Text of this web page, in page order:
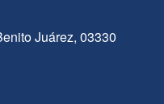
Juárez, 03330